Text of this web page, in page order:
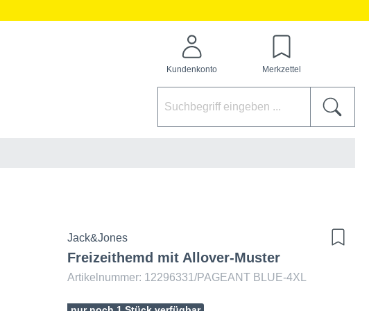
Kundenkonto Merkzettel
Jack&Jones
Freizeithemd mit Allover-Muster
Artikelnummer: 12296331/PAGEANT BLUE-4XL